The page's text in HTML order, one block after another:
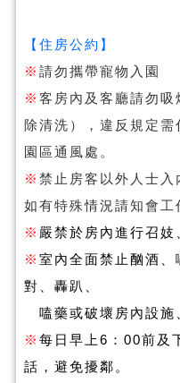
【住房公約】
※ 請勿攜帶寵物入園
※ 客房內及客廳請勿
除清洗），違反規定
園區通風處。
※ 禁止房客以外人士入
如有特殊情況請知會工
※ 嚴禁於房內進行召妓
※ 室內全面禁止酗酒、
對、轟趴、
嗑藥或破壞房內設施
※ 每日早上6：00前及
話，避免擾鄰。